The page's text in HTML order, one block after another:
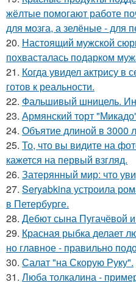
жёлтые помогают работе
для мозга, а зелёные - для
20. Настоящий мужской
похвасталась подарком
21. Когда увидел актрису
готов к реальности.
22. Фальшивый шницель.
23. Армянский торт
24. Объятие длиной в 3000
25. То, что вы видите на
кажется на первый взгляд.
26. Затерянный мир: что
27. Seryabkina устроила
в Петербурге.
28. Дебют сына Пугачёвой
29. Красная рыбка делает
но главное - правильно
30. Салат "на Скорую Руку".
31. Люба толкалина -